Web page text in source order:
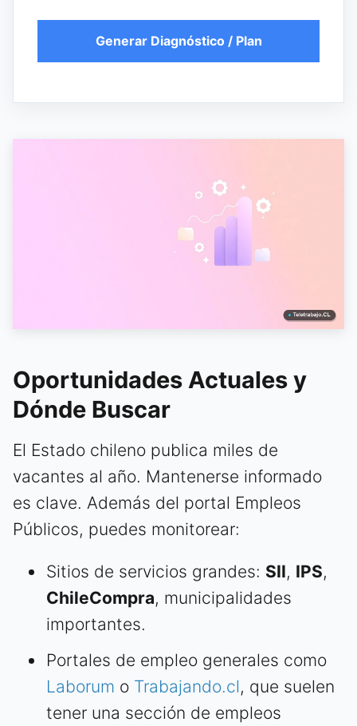
Generar Diagnóstico / Plan
Oportunidades Actuales y
Dónde Buscar
El Estado chileno publica miles de
vacantes al año. Mantenerse informado
es clave. Además del portal Empleos
Públicos, puedes monitorear:
Sitios de servicios grandes: SII, IPS,
ChileCompra, municipalidades
importantes.
Portales de empleo generales como
Laborum o Trabajando.cl, que suelen
tener una sección de empleos